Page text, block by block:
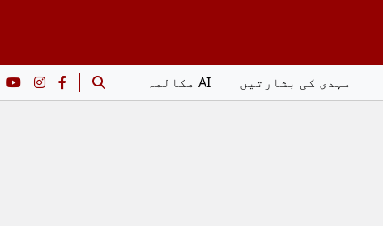
مہدی کی بشارتیں AI مکالمہ